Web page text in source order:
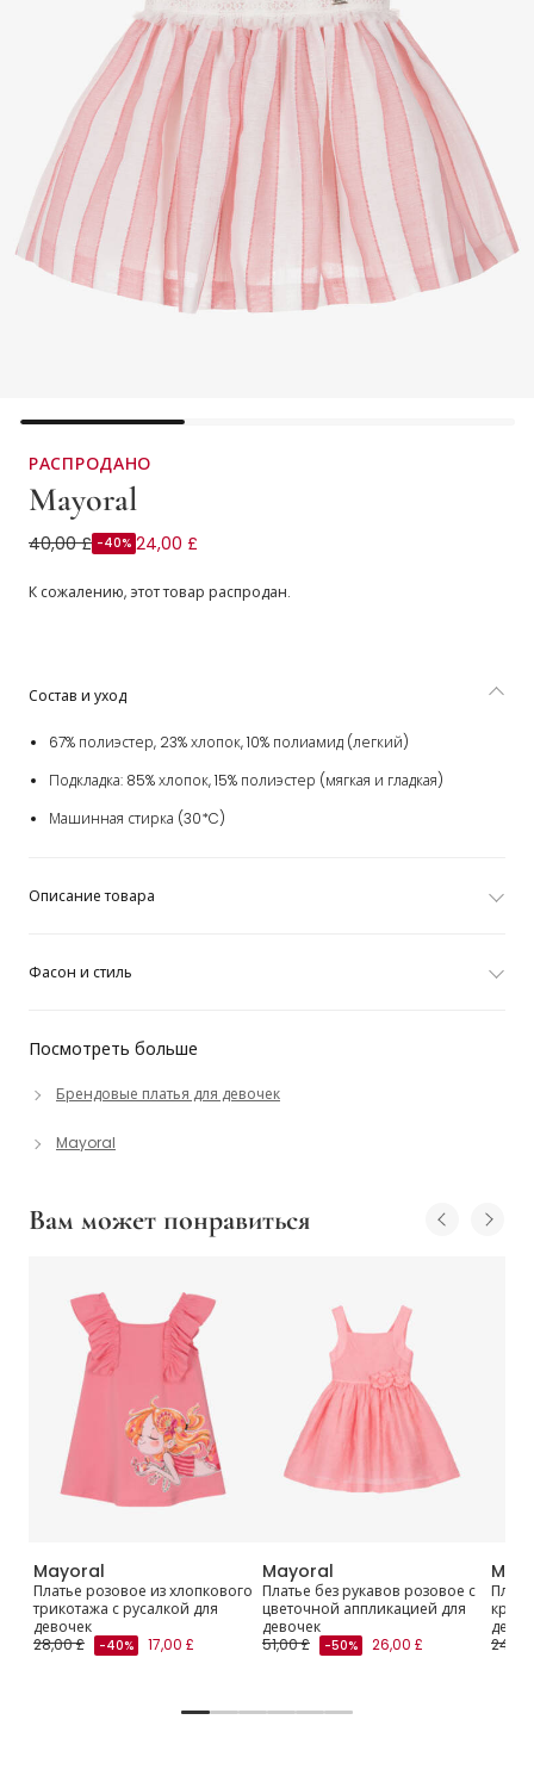
РАСПРОДАНО
Mayoral
Платье розовое в полоску с кружевной отделкой для
40,00 £ -40% 24,00 £
К сожалению, этот товар распродан.
Посмотреть больше
Брендовые платья для девочек
Mayoral
Состав и уход
67% полиэстер, 23% хлопок, 10% полиамид (легкий)
Подкладка: 85% хлопок, 15% полиэстер (мягкая и гладкая)
Машинная стирка (30*C)
Описание товара
Фасон и стиль
Вам может понравиться
Mayoral
Платье розовое из хлопкового
трикотажа с русалкой для
девочек
28,00 £
-40% 17,00 £
Mayoral
Платье без рукавов розовое с
цветочной аппликацией для
девочек
51,00 £
-50% 26,00 £
24,00